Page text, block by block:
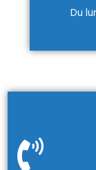
Du